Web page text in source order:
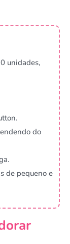
unidades,
do
de pequeno e